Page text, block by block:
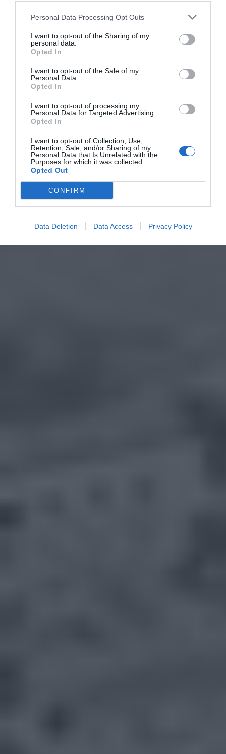
Personal Data Processing Opt Outs
I want to opt-out of the Sharing of my
personal data.
Opted In
I want to opt-out of the Sale of my
Personal Data.
Opted In
I want to opt-out of processing my
Personal Data for Targeted Advertising.
Opted In
I want to opt-out of Collection, Use,
Retention, Sale, and/or Sharing of my
Personal Data that Is Unrelated with the
Purposes for which it was collected.
Opted Out
CONFIRM
Data Deletion Data Access Privacy Policy